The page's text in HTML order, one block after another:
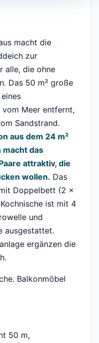
macht die
zur
alle, die ohne
Das 50 m² große
vom Meer entfernt,
Sandstrand.
aus dem 24 m²
das
attraktiv, die
wollen. Das
Doppelbett (2 x
ist mit 4
und
ausgestattet.
ergänzen die
Balkonmöbel
50 m,